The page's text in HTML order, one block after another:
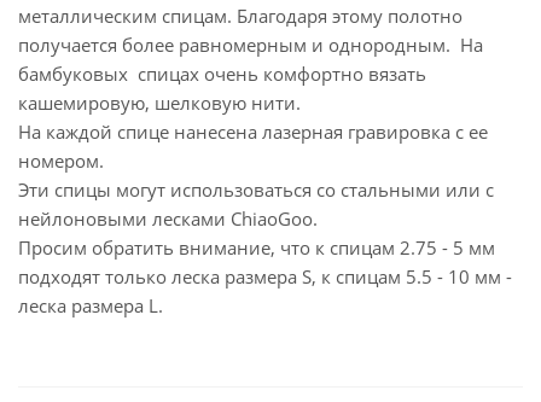
металлическим спицам. Благодаря этому полотно
получается более равномерным и однородным. На
бамбуковых спицах очень комфортно вязать
кашемировую, шелковую нити.
На каждой спице нанесена лазерная гравировка с ее
номером.
Эти спицы могут использоваться со стальными или с
нейлоновыми лесками ChiaoGoo.
Просим обратить внимание, что к спицам 2.75 - 5 мм
подходят только леска размера S, к спицам 5.5 - 10 мм -
леска размера L.